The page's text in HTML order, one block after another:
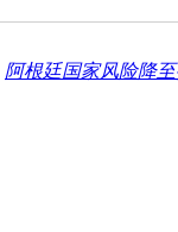
阿根廷国家风险降